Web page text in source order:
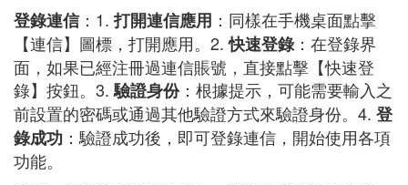
登錄連信：1.打開連信應用 ：同樣在手機桌面點擊
【連信】圖標，打開應用。2.快速登錄：在登錄界
面，如果已經注冊過連信賬號，直接點擊【快速登
錄】按鈕。3.驗證身份：根據提示，可能需要輸入之
前設置的密碼或通過其他驗證方式來驗證身份。4. 登
錄成功 ：驗證成功後，即可登錄連信，開始使用各項
功能。